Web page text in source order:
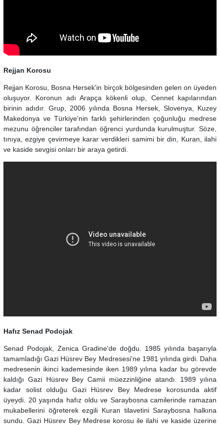
Rejjan Korosu
Rejjan Korosu, Bosna Hersek'in birçok bölgesinden gelen on üyeden
oluşuyor. Koronun adı Arapça kökenli olup, Cennet kapılarından
birinin adıdır. Grup, 2006 yılında Bosna Hersek, Slovenya, Kuzey
Makedonya ve Türkiye'nin farklı şehirlerinden çoğunluğu medrese
mezunu öğrenciler tarafından öğrenci yurdunda kurulmuştur. Söze,
tınıya, ezgiye çevirmeye karar verdikleri samimi bir din, Kuran, ilahi
ve kaside sevgisi onları bir araya getirdi.
Hafız Senad Podojak
Senad Podojak, Zenica Gradine'de doğdu. 1985 yılında başarıyla
tamamladığı Gazi Hüsrev Bey Medresesi'ne 1981 yılında girdi. Daha
medresenin ikinci kademesinde iken 1989 yılına kadar bu görevde
kaldığı Gazi Hüsrev Bey Camii müezzinliğine atandı. 1989 yılına
kadar solist olduğu Gazi Hüsrev Bey Medrese korosunda aktif
üyeydi. 20 yaşında hafız oldu ve Saraybosna camilerinde ramazan
mukabellerini öğreterek ezgili Kuran tilavetini Saraybosna halkına
sundu. Gazi Hüsrev Bey Medrese korosu ile ilahi ve kaside üzerine